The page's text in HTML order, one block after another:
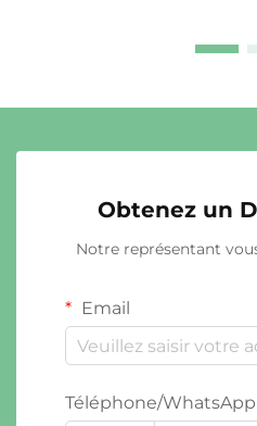
Obtenez un
Notre représentant
Email
Téléphone/WhatsApp